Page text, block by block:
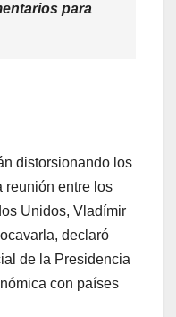
para
distorsionando los
reunión entre los
Unidos, Vladímir
declaró
de la Presidencia
con países